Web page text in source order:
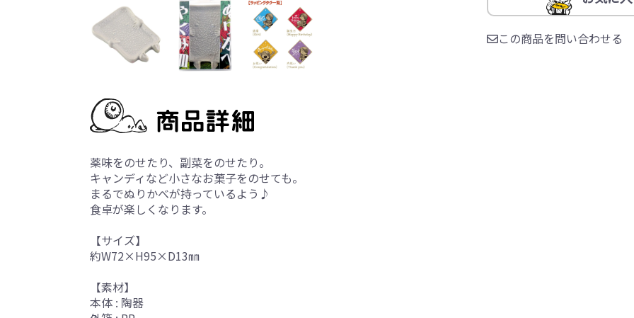
この商品を問い合わせる
薬味をのせたり、副菜をのせたり。
キャンディなど小さなお菓子をのせても。
まるでぬりかべが持っているよう♪
食卓が楽しくなります。
【サイズ】
約W72×H95×D13㎜
【素材】
本体 : 陶器